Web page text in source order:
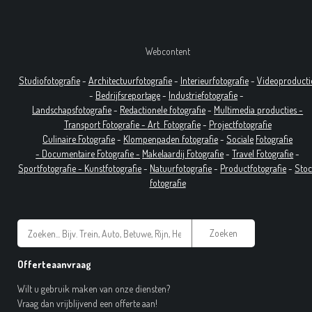
Webcontent
Studiofotografie- Architectuurfotografie- Interieurfotografie-
- Bedrijfsreportage- Industriefotografie-
Landschapsfotografie- Redactionele fotografie- Multimedia producties -
Transport Fotografie - Art Fotografie- Projectfotografie
Culinaire Fotografie- Klompenpaden fotografie-Sociale Fotografie
- Documentaire Fotografie- Makelaardij Fotografie-Travel Fotografie-
Sportfotografie - Kunstfotografie- Natuurfotografie- Productfotografie-
fotografie
Zoeken
Offerteaanvraag
Wilt u gebruik maken van onze diensten?
Vraag dan vrijblijvend een offerte aan!